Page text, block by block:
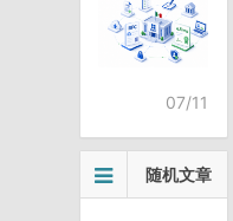
07/11
随机文章